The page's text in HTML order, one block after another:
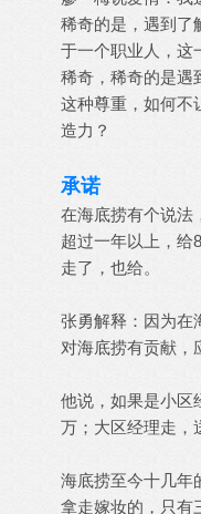
稀奇的是，遇到了
于一个职业人，这
稀奇，稀奇的是遇
这种尊重，如何不
造力？
承诺
在海底捞有个说法
超过一年以上，给
走了，也给。
张勇解释：因为在
对海底捞有贡献，
他说，如果是小区
万；大区经理走，
海底捞至今十几年
拿走嫁妆的，只有